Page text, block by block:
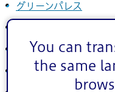
You can
the same
グリーンパレス
スポーツランド
スポーツセンター